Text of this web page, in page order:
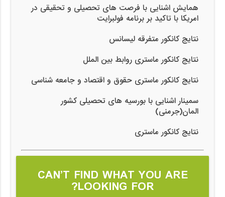
همایش اشنایی با فرصت های تحصیلی و تحقیقی در
امریکا با تاکید بر برنامه فولبرایت
نتایج کانکور متفرقه لیسانس
نتایج کانکور ماستری روابط بین الملل
نتایج کانکور ماستری حقوق و اقتصاد و جامعه شناسی
سمینار اشنایی با بورسیه های تحصیلی کشور
المان(جرمنی)
نتایج کانکور ماستری
CAN’T FIND WHAT YOU ARE
LOOKING FOR?